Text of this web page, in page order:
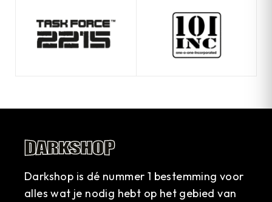
Darkshop is dé nummer 1 bestemming voor
alles wat je nodig hebt op het gebied van